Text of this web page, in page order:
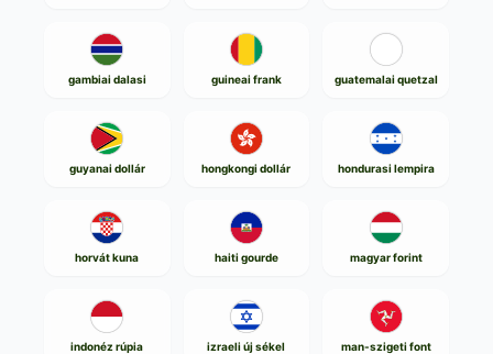
gambiai dalasi guineai frank guatemalai quetzal
guyanai dollár hongkongi dollár hondurasi lempira
horvát kuna haiti gourde magyar forint
indonéz rúpia izraeli új sékel man-szigeti font